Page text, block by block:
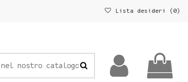
Lista desideri (0)